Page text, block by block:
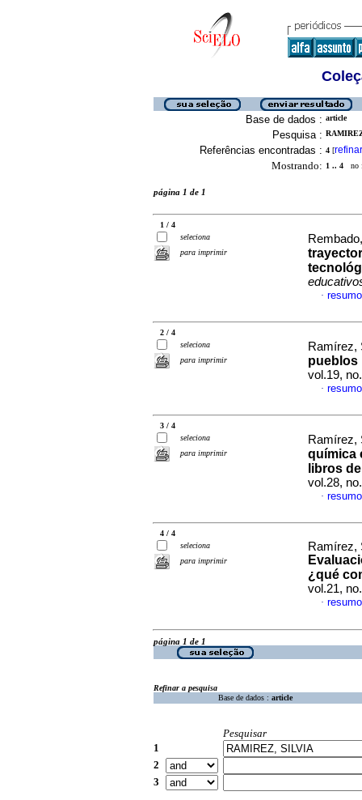
Base de dados : article
Pesquisa :
Referências encontradas : 4 [refinar
Mostrando: 1 .. 4 no
página 1 de 1
1 / 4
seleciona
para imprimir
·
2 / 4
seleciona
para imprimir
Ramírez,
pueblos
vol.19,
·
3 / 4
seleciona
para imprimir
Ramírez,
química
libros
vol.28,
·
4 / 4
seleciona
para imprimir
Ramírez,
¿qué
vol.21,
·
página 1 de 1
Refinar a pesquisa
Base de dados : article
Pesquisar
1
2
3